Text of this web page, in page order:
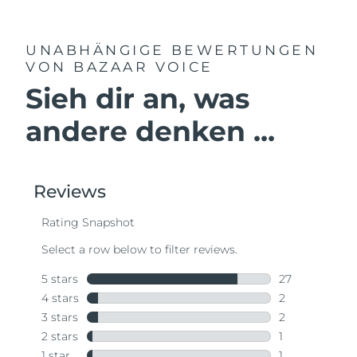
UNABHÄNGIGE BEWERTUNGEN
VON BAZAAR VOICE
Sieh dir an, was
andere denken ...